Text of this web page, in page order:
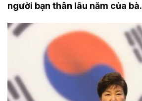
người bạn thân lâu năm của bà.